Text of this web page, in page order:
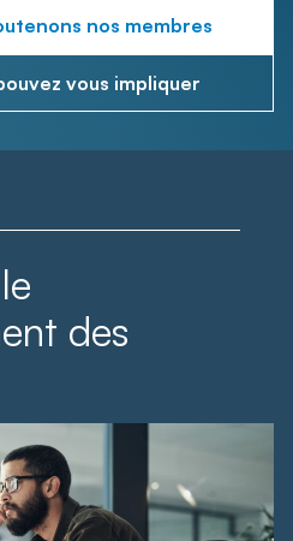
nos membres
vous impliquer
des